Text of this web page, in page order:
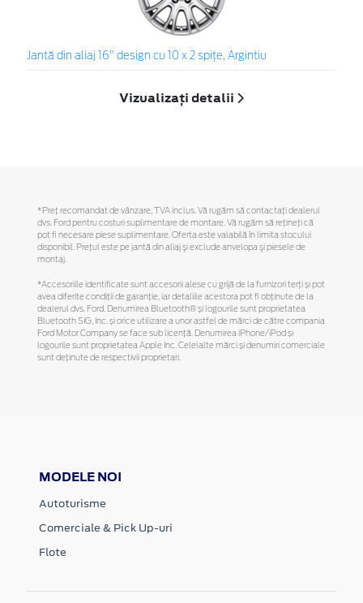
Jantă din aliaj 16" design cu 10 x 2 spiţe, Argintiu
Vizualizați detalii
*Preţ recomandat de vânzare, TVA inclus. Vă rugăm să contactaţi dealerul
dvs. Ford pentru costuri suplimentare de montare. Vă rugăm să reţineţi că
pot fi necesare piese suplimentare. Oferta este valabilă în limita stocului
disponibil. Preţul este pe jantă din aliaj şi exclude anvelopa şi piesele de
montaj.
*Accesoriile identificate sunt accesorii alese cu grijă de la furnizori terți și pot
avea diferite condiții de garanție, iar detaliile acestora pot fi obținute de la
dealerul dvs. Ford. Denumirea Bluetooth® și logourile sunt proprietatea
Bluetooth SIG, Inc. și orice utilizare a unor astfel de mărci de către compania
Ford Motor Company se face sub licență. Denumirea iPhone/iPod și
logourile sunt proprietatea Apple Inc. Celelalte mărci și denumiri comerciale
sunt deținute de respectivii proprietari.
MODELE NOI
Autoturisme
Comerciale & Pick Up-uri
Flote